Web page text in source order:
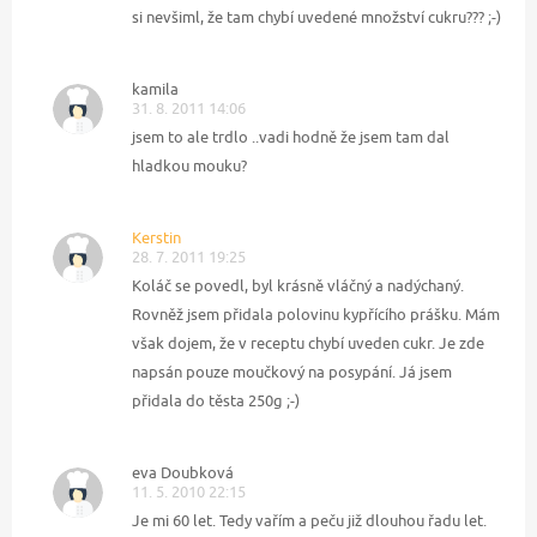
si nevšiml, že tam chybí uvedené množství cukru??? ;-)
kamila
31. 8. 2011 14:06
jsem to ale trdlo ..vadi hodně že jsem tam dal
hladkou mouku?
Kerstin
28. 7. 2011 19:25
Koláč se povedl, byl krásně vláčný a nadýchaný.
Rovněž jsem přidala polovinu kypřícího prášku. Mám
však dojem, že v receptu chybí uveden cukr. Je zde
napsán pouze moučkový na posypání. Já jsem
přidala do těsta 250g ;-)
eva Doubková
11. 5. 2010 22:15
Je mi 60 let. Tedy vařím a peču již dlouhou řadu let.